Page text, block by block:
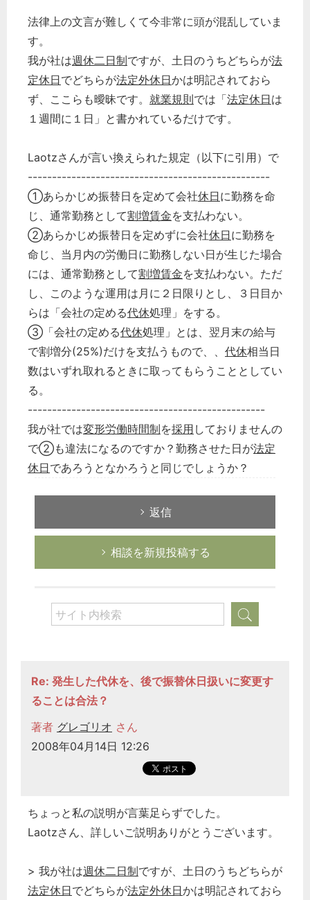
法律上の文言が難しくて今非常に頭が混乱していま
す。
我が社は週休二日制ですが、土日のうちどちらが法
定休日でどちらが法定外休日かは明記されておら
ず、ここらも曖昧です。 就業規則では「法定休日は
１週間に１日」と書かれているだけです。
Laotzさんが言い換えられた規定（以下に引用）で
--------------------------------------------------
①あらかじめ振替日を定めて会社休日に勤務を命
じ、通常勤務として割増賃金を支払わない。
②あらかじめ振替日を定めずに会社休日に勤務を
命じ、当月内の労働日に勤務しない日が生じた場合
には、通常勤務として割増賃金を支払わない。ただ
し、このような運用は月に２日限りとし、３日目か
らは「会社の定める代休処理」をする。
③「会社の定める代休処理」とは、翌月末の給与
で割増分(25%)だけを支払うもので、、 代休相当日
数はいずれ取れるときに取ってもらうこととしてい
る。
-------------------------------------------------
我が社では変形労働時間制を採用 しておりませんの
で②も違法になるのですか？勤務させた日が法定
休日であろうとなかろうと同じでしょうか？
返信
相談を新規投稿する
Re: 発生した代休を、後で振替休日扱いに変更す
ることは合法？
著者 グレゴリオ さん
2008年04月14日 12:26
ちょっと私の説明が言葉足らずでした。
Laotzさん、詳しいご説明ありがとうございます。
> 我が社は週休二日制ですが、土日のうちどちらが
法定休日でどちらが法定外休日かは明記されておら